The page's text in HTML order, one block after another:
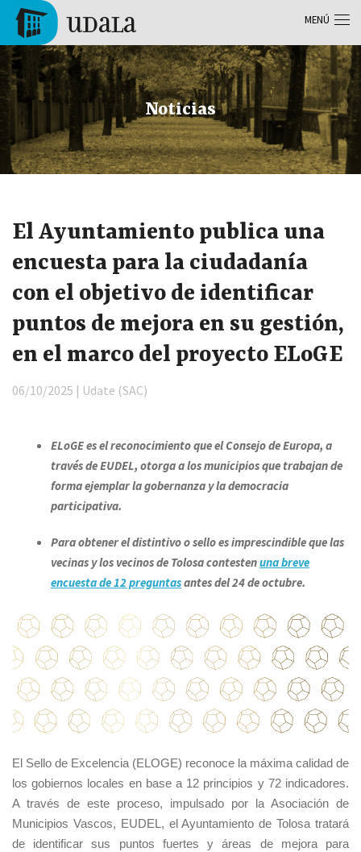
Pasar al contenido principal
Tolosa
Noticias
El Ayuntamiento publica una
encuesta para la ciudadanía
con el objetivo de identificar
puntos de mejora en su gestión,
en el marco del proyecto ELoGE
06/10/2025 | Udate (SAC)
ELoGE es el reconocimiento que el Consejo de Europa, a
través de EUDEL, otorga a los municipios que trabajan de
forma ejemplar la gobernanza y la democracia
participativa.
Para obtener el distintivo o sello es imprescindible que las
vecinas y los vecinos de Tolosa contestenuna breve
encuesta de 12 preguntasantes del 24 de octubre.
El Sello de Excelencia (ELOGE) reconoce la máxima calidad de
los gobiernos locales en base a 12 principios y 72 indicadores.
A través de este proceso, impulsado por la Asociación de
Municipios Vascos, EUDEL, el Ayuntamiento de Tolosa tratará
de identificar sus puntos fuertes y áreas de mejora para
MENÚ